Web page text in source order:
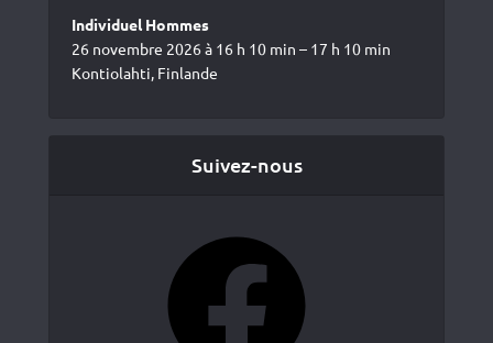
Individuel Hommes
26 novembre 2026 à 16 h 10 min – 17 h 10 min
Kontiolahti, Finlande
Suivez-nous